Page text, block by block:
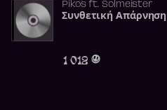
Pikosft. Solmeister
Συνθετική Απάρνηση
1 012